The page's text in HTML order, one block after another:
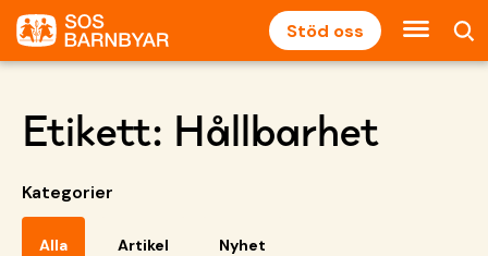
Stöd oss
Etikett: Hållbarhet
Kategorier
Alla Artikel Nyhet